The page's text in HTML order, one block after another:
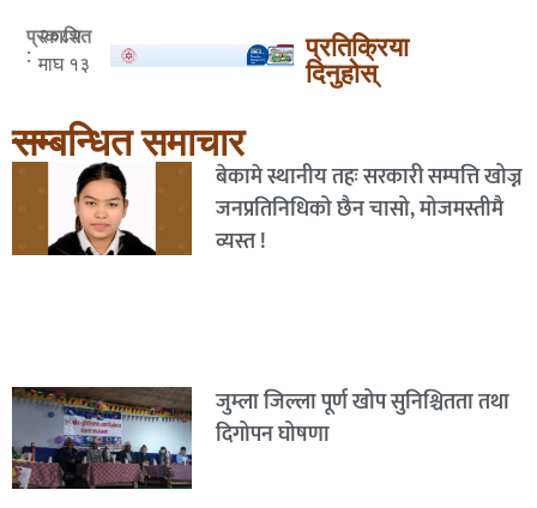
प्रकाशित
:
२०८२
माघ १३
प्रतिक्रिया
दिनुहोस्
सम्बन्धित समाचार
बेकामे स्थानीय तहः सरकारी सम्पत्ति खोज्न
जनप्रतिनिधिको छैन चासो, मोजमस्तीमै
व्यस्त !
जुम्ला जिल्ला पूर्ण खोप सुनिश्चितता तथा
दिगोपन घोषणा